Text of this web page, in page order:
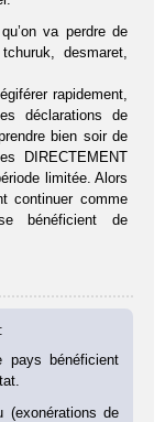
va perdre de
desmaret,
rapidement,
déclarations de
bien soir de
DIRECTEMENT
limitée. Alors
continuer comme
bénéficient de
:
bénéficient
de